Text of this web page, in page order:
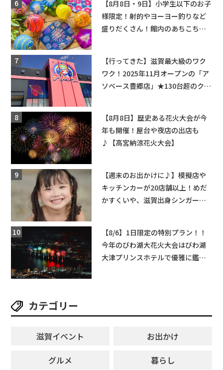
【8月8日・9日】小学生以下のお子
様限定！射的やヨーヨー釣りなど
盛りだくさん！館内のあちこちに
【行ってきた】滋賀最大級のワク
ワク！2025年11月オープンの「ア
ソベース豊郷店」★130台超のクレ
【8月8日】歴史ある花火大会が今
年も開催！屋台や夜店の出店も
♪【高宮納涼花火大会】
【週末のお出かけに♪】模擬店や
キッチンカーが20店舗以上！めだ
かすくいや、滋賀出身シンガーソ
【8/6】1日限定の特別プラン！！
今年のびわ湖大花火大会はびわ湖
大津プリンスホテルで優雅に鑑賞
カテゴリー
滋賀イベント
お出かけ
グルメ
暮らし